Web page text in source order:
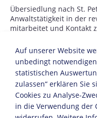
Übersiedlung nach St.
Anwaltstätigkeit in der
mitarbeitet und Kontakt
1895
Zusammen mit Julij
Menschewikenführer,
zur Befreiung der
der
Auf unserer Website
unbedingt
statistischen
zulassen“ erklären Sie
Cookies zu Analyse-
in die Verwendung der